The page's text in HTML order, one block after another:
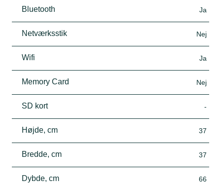
Bluetooth Ja
Netværksstik Nej
Wifi Ja
Memory Card Nej
SD kort -
Højde, cm 37
Bredde, cm 37
Dybde, cm 66